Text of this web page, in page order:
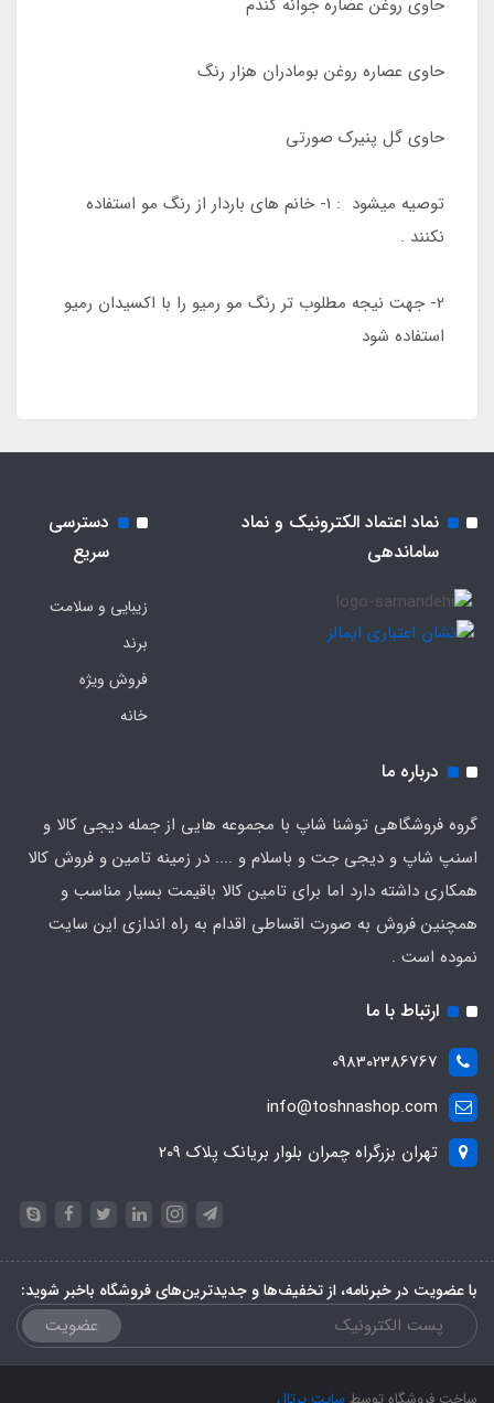
حاوی روغن عصاره جوانه گندم
حاوی عصاره روغن بومادران هزار رنگ
حاوی گل پنیرک صورتی
توصیه میشود : 1- خانم های باردار از رنگ مو استفاده
نکنند .
2- جهت نیجه مطلوب تر رنگ مو رمیو را با اکسیدان رمیو
استفاده شود
نماد اعتماد الکترونیک و نماد
ساماندهی
دسترسی
سریع
زیبایی و سلامت
برند
فروش ویژه
خانه
درباره ما
گروه فروشگاهی توشنا شاپ با مجموعه هایی از جمله دیجی کالا و
اسنپ شاپ و دیجی جت و باسلام و .... در زمینه تامین و فروش کالا
همکاری داشته دارد اما برای تامین کالا باقیمت بسیار مناسب و
همچنین فروش به صورت اقساطی اقدام به راه اندازی این سایت
نموده است .
ارتباط با ما
098302386767
info@toshnashop.com
تهران بزرگراه چمران بلوار بریانک پلاک 209
با عضویت در خبرنامه، از تخفیف‌ها و جدیدترین‌های فروشگاه باخبر شوید:
عضویت